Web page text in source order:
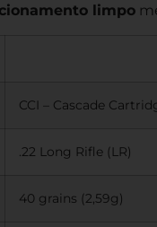
limpo
CCI – Cascade
.22 Long Rifle (LR)
40 grains (2,59g)